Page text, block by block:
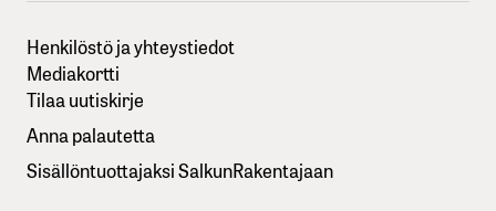
Henkilöstö ja yhteystiedot
Mediakortti
Tilaa uutiskirje
Anna palautetta
Sisällöntuottajaksi SalkunRakentajaan